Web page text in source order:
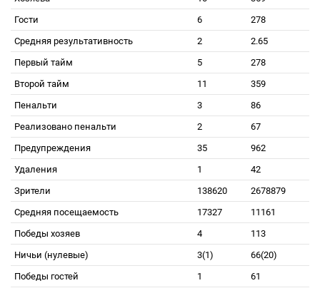
Гости
6
278
Средняя результативность
2
2.65
Первый тайм
5
278
Второй тайм
11
359
Пенальти
3
86
Реализовано пенальти
2
67
Предупреждения
35
962
Удаления
1
42
Зрители
138620
2678879
Средняя посещаемость
17327
11161
Победы хозяев
4
113
Ничьи (нулевые)
3(1)
66(20)
Победы гостей
1 61